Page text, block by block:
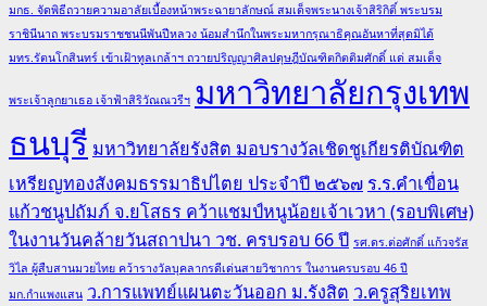
มกธ. จัดพิธีถวายความอาลัยเบื้องหน้าพระฉายาลักษณ์ สมเด็จพระนางเจ้าสิริกิติ์ พระบรม
ราชินีนาถ พระบรมราชชนนีพันปีหลวง น้อมสำนึกในพระมหากรุณาธิคุณอันหาที่สุดมิได้
มทร.รัตนโกสินทร์ เข้าเฝ้าทูลเกล้าฯ ถวายปริญญาศิลปดุษฎีบัณฑิตกิตติมศักดิ์ แด่ สมเด็จ
พระเจ้าลูกยาเธอ เจ้าฟ้าสิริวัณณวรีฯ มหาวิทยาลัยกรุงเทพ
ธนบุรี มหาวิทยาลัยรังสิต มอบรางวัลเชิดชูเกียรติบัณฑิต
เหรียญทองสังคมธรรมาธิปไตย ประจำปี ๒๕๖๗ ร.ร.คำเขื่อน
แก้วชนูปถัมภ์ จ.ยโสธร คว้าแชมป์หนูน้อยเจ้าเวหา (รอบพิเศษ)
ในงานวันคล้ายวันสถาปนา วช. ครบรอบ 66 ปี รศ.ดร.ต่อศักดิ์ แก้วจรัส
วิไล ผู้สืบสานมวยไทย คว้ารางวัลบุคลากรดีเด่นสายวิชาการ ในงานครบรอบ 46 ปี
มก.กำแพงแสน ว.การแพทย์แผนตะวันออก ม.รังสิต ว.ครูสุริยเทพ